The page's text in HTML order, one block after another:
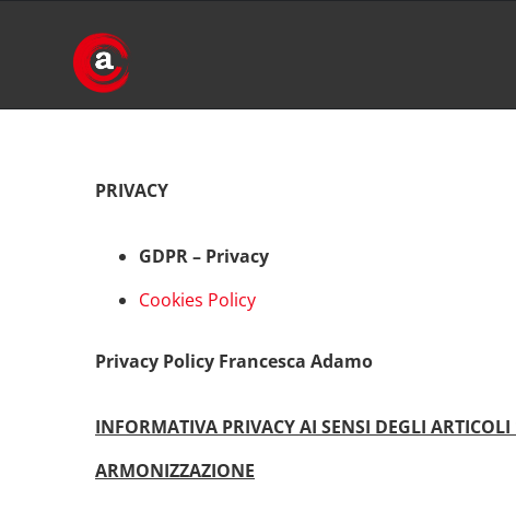
contenuto
PRIVACY
GDPR – Privacy
Cookies Policy
Privacy Policy Francesca Adamo
INFORMATIVA PRIVACY AI SENSI DEGLI
ARMONIZZAZIONE